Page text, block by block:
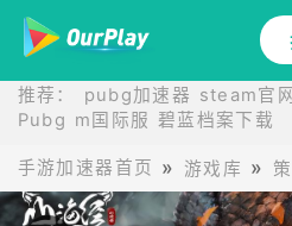
推荐： pubg加速器 steam官
Pubg m国际服 碧蓝档案下载
手游加速器首页 游戏库